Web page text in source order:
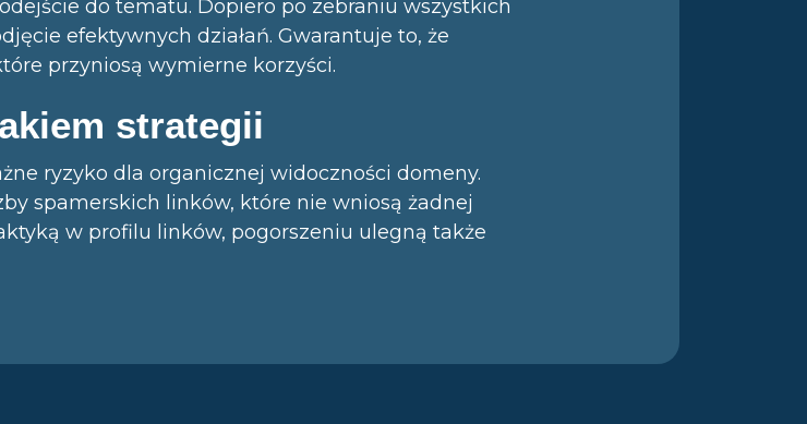
do tematu. Dopiero po zebraniu wszystkich
efektywnych działań. Gwarantuje to, że
przyniosą wymierne korzyści.
strategii
ryzyko dla organicznej widoczności domeny.
spamerskich linków, które nie wniosą żadnej
w profilu linków, pogorszeniu ulegną także